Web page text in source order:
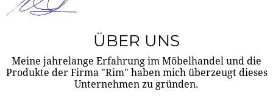
ÜBER UNS
Meine jahrelange Erfahrung im Möbelhandel und die
Produkte der Firma "Rim" haben mich überzeugt dieses
Unternehmen zu gründen.